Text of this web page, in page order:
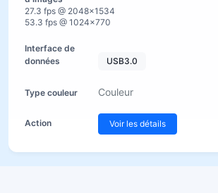
27.3 fps @ 2048×1534
53.3 fps @ 1024×770
USB3.0
Couleur
Voir les détails